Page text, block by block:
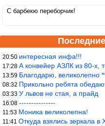
С барбекю переборчик!
20:50 интересная инфа!!!
17:28 А конвейер АЗЛК из 80-х,
13:59 Благодарю, великолепно
08:32 Прикольно ребята
03:33 У львов не стая, а прайд
16:08 ---------------
11:53 Моника великолепна!
11:41 Откуда взялись зеркала в